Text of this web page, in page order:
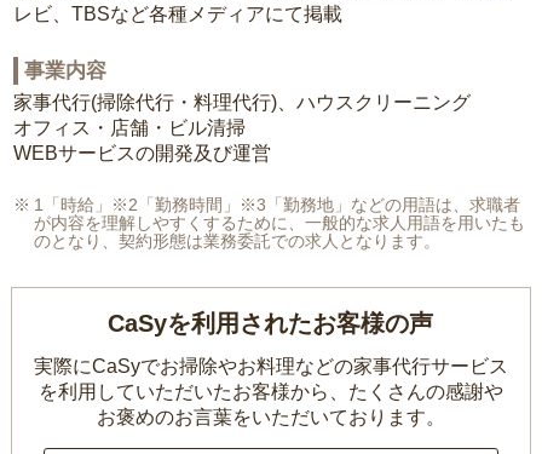
レビ、TBSなど各種メディアにて掲載
事業内容
家事代行(掃除代行・料理代行)、ハウスクリーニング
オフィス・店舗・ビル清掃
WEBサービスの開発及び運営
1「時給」※2「勤務時間」※3「勤務地」などの用語は、求職者
が内容を理解しやすくするために、一般的な求人用語を用いたも
のとなり、契約形態は業務委託での求人となります。
CaSyを利用されたお客様の声
実際にCaSyでお掃除やお料理などの家事代行サービス
を利用していただいたお客様から、 たくさんの感謝や
お褒めのお言葉をいただいております。